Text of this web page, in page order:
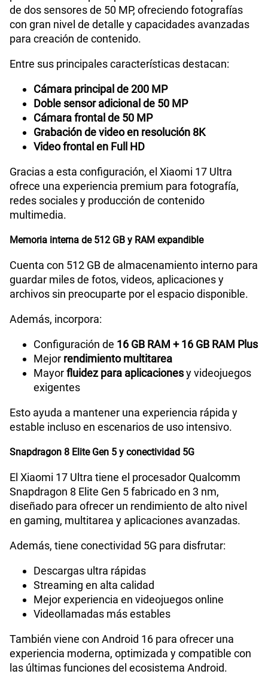
de dos sensores de 50 MP, ofreciendo fotografías
con gran nivel de detalle y capacidades avanzadas
para creación de contenido.
Entre sus principales características destacan:
Cámara principal de 200 MP
Doble sensor adicional de 50 MP
Cámara frontal de 50 MP
Grabación de video en resolución 8K
Video frontal en Full HD
Gracias a esta configuración, el Xiaomi 17 Ultra
ofrece una experiencia premium para fotografía,
redes sociales y producción de contenido
multimedia.
Memoria interna de 512 GB y RAM expandible
Cuenta con 512 GB de almacenamiento interno para
guardar miles de fotos, videos, aplicaciones y
archivos sin preocuparte por el espacio disponible.
Además, incorpora:
Configuración de 16 GB RAM + 16 GB RAM Plus
Mejor rendimiento multitarea
Mayorfluidez para aplicacionesy videojuegos
exigentes
Esto ayuda a mantener una experiencia rápida y
estable incluso en escenarios de uso intensivo.
Snapdragon 8 Elite Gen 5 y conectividad 5G
El Xiaomi 17 Ultra tiene el procesador Qualcomm
Snapdragon 8 Elite Gen 5 fabricado en 3 nm,
diseñado para ofrecer un rendimiento de alto nivel
en gaming, multitarea y aplicaciones avanzadas.
Además, tiene conectividad 5G para disfrutar:
Descargas ultra rápidas
Streaming en alta calidad
Mejor experiencia en videojuegos online
Videollamadas más estables
También viene con Android 16 para ofrecer una
experiencia moderna, optimizada y compatible con
las últimas funciones del ecosistema Android.